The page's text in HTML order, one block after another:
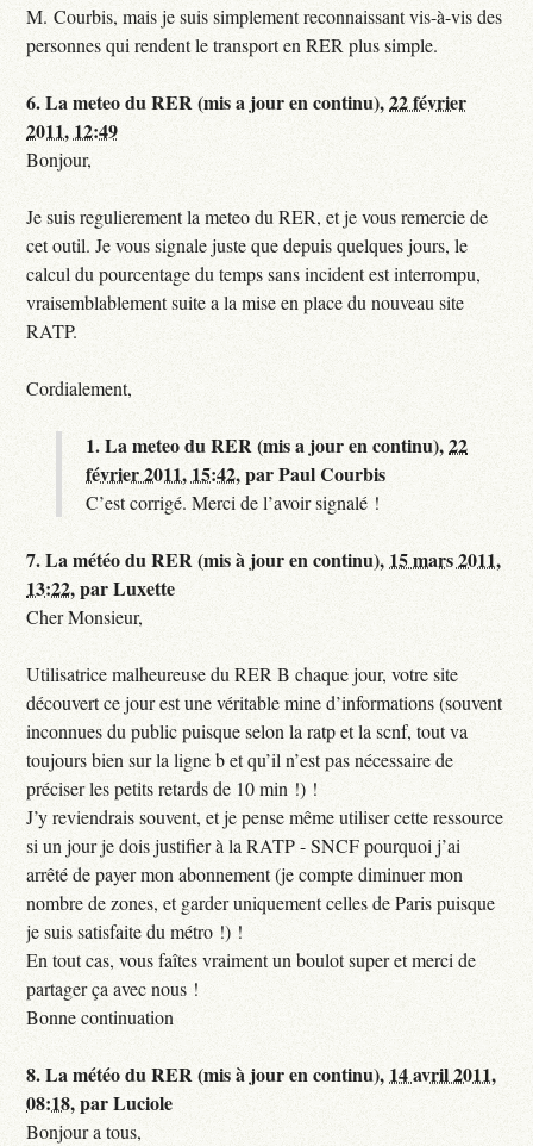
M. Courbis, mais je suis simplement reconnaissant vis-à-vis des
personnes qui rendent le transport en RER plus simple.
6.La meteo du RER (mis a jour en continu),22 février
2011, 12:49
Bonjour,
Je suis regulierement la meteo du RER, et je vous remercie de
cet outil. Je vous signale juste que depuis quelques jours, le
calcul du pourcentage du temps sans incident est interrompu,
vraisemblablement suite a la mise en place du nouveau site
RATP.
Cordialement,
1.La meteo du RER (mis a jour en continu),22
février 2011, 15:42,parPaul Courbis
C’est corrigé. Merci de l’avoir signalé !
7.La météo du RER (mis à jour en continu), 15 mars 2011,
13:22,parLuxette
Cher Monsieur,
Utilisatrice malheureuse du RER B chaque jour, votre site
découvert ce jour est une véritable mine d’informations (souvent
inconnues du public puisque selon la ratp et la scnf, tout va
toujours bien sur la ligne b et qu’il n’est pas nécessaire de
préciser les petits retards de 10 min !) !
J’y reviendrais souvent, et je pense même utiliser cette ressource
si un jour je dois justifier à la RATP - SNCF pourquoi j’ai
arrêté de payer mon abonnement (je compte diminuer mon
nombre de zones, et garder uniquement celles de Paris puisque
je suis satisfaite du métro !) !
En tout cas, vous faîtes vraiment un boulot super et merci de
partager ça avec nous !
Bonne continuation
8.La météo du RER (mis à jour en continu), 14 avril 2011,
08:18,parLuciole
Bonjour a tous,